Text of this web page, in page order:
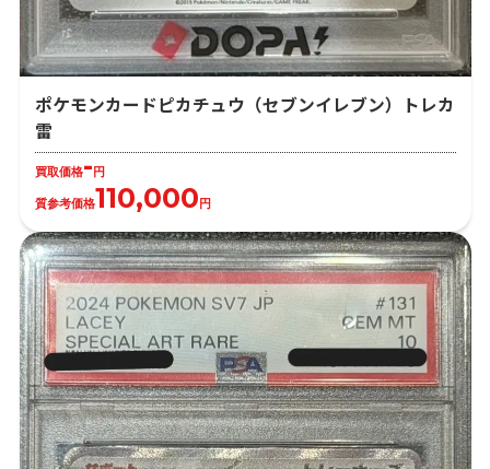
ポケモンカードピカチュウ（セブンイレブン）トレカ
雷
買取価格-円
質参考価格110,000円